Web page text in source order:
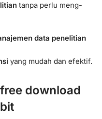
tanpa perlu meng-
data penelitian
yang mudah dan efektif.
download